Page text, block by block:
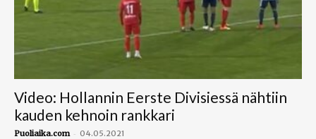
Video: Hollannin Eerste Divisiessä nähtiin
kauden kehnoin rankkari
Puoliaika.com - 04.05.2021